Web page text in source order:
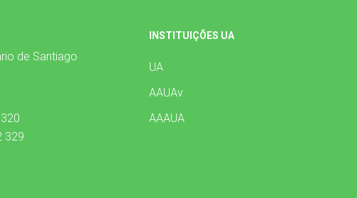
de Santiago
329
INSTITUIÇÕES UA
UA
AAUAv
AAAUA